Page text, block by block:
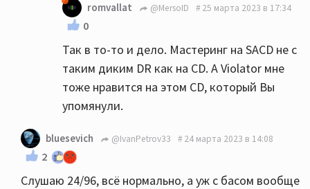
romvallat @MersoID 25 марта 2023 в 17:34
0
Так в то-то и дело. Мастеринг на SACD не с
таким диким DR как на CD. А Violator мне
тоже нравится на этом CD, который Вы
упомянули.
bluesevich @IvanPetrov33 24 марта 2023 в 14:08
2
Слушаю 24/96, всё нормально, а уж с басом вообще